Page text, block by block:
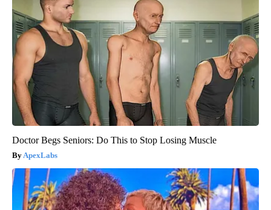
Doctor Begs Seniors: Do This to Stop Losing Muscle
ApexLabs